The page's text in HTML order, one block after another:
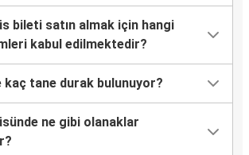
bileti satın almak için hangi
kabul edilmektedir?
kaç tane durak bulunuyor?
ne gibi olanaklar